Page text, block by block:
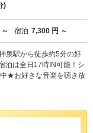
)
宿泊 7,300 円 ～
泉駅から徒歩約5分の好
泊は全日17時IN可能！シ
★お好きな音楽を聴き放